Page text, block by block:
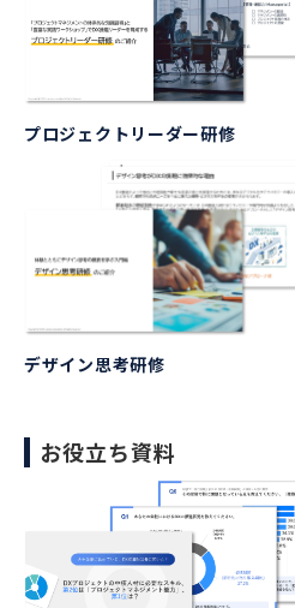
プロジェクトリーダー研修
デザイン思考研修
お役立ち資料